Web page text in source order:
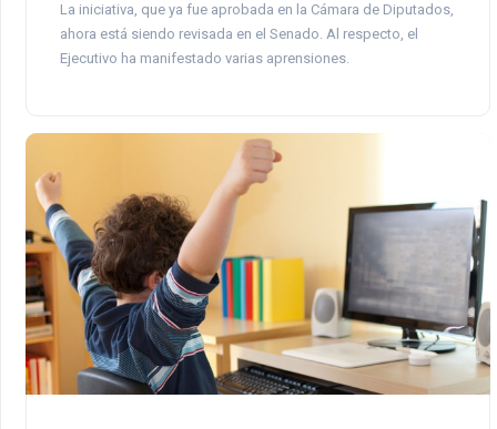
La iniciativa, que ya fue aprobada en la Cámara de Diputados,
ahora está siendo revisada en el Senado. Al respecto, el
Ejecutivo ha manifestado varias aprensiones.